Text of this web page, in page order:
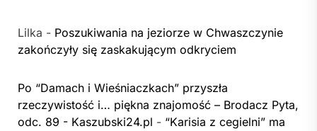
Lilka - Poszukiwania na jeziorze w Chwaszczynie
zakończyły się zaskakującym odkryciem
Po “Damach i Wieśniaczkach” przyszła
rzeczywistość i… piękna znajomość – Brodacz Pyta,
odc. 89 - Kaszubski24.pl - “Karisia z cegielni” ma